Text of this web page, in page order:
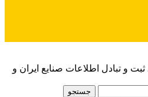
و تبادل اطلاعات صنایع ایران و